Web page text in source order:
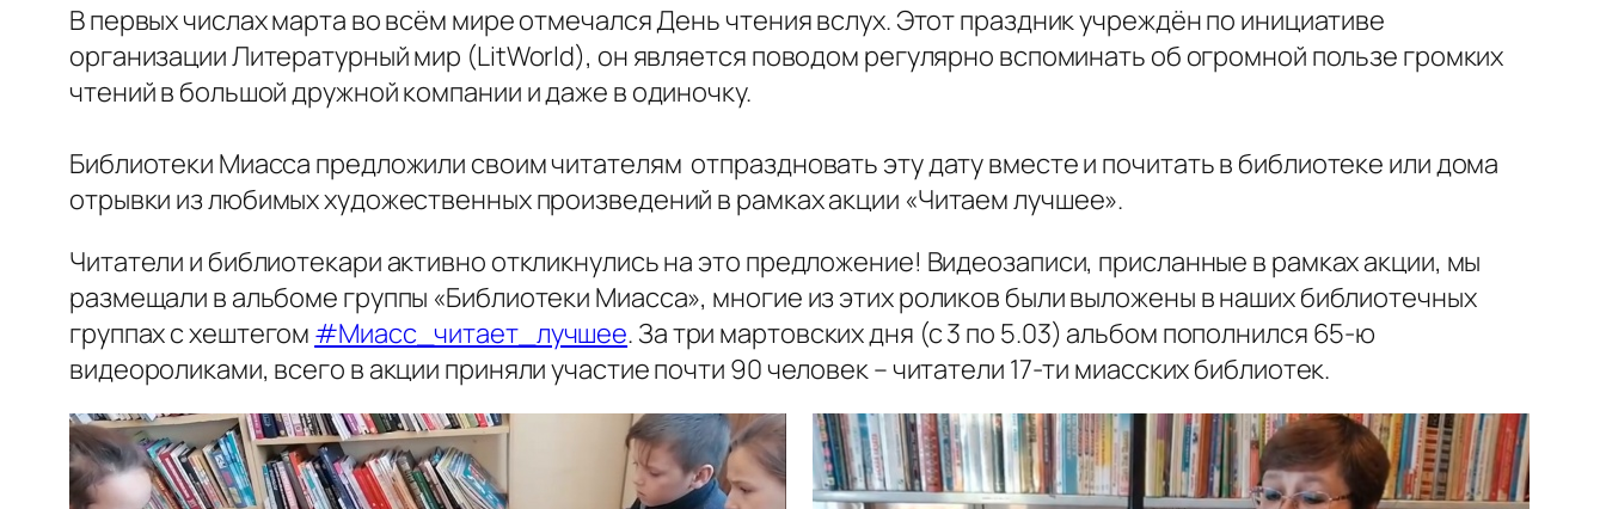
В первых числах марта во всём мире отмечался День чтения вслух. Этот праздник учреждён по инициативе
организации Литературный мир (LitWorld), он является поводом регулярно вспоминать об огромной пользе громких
чтений в большой дружной компании и даже в одиночку.
Библиотеки Миасса предложили своим читателям отпраздновать эту дату вместе и почитать в библиотеке или дома
отрывки из любимых художественных произведений в рамках акции «Читаем лучшее».
Читатели и библиотекари активно откликнулись на это предложение! Видеозаписи, присланные в рамках акции, мы
размещали в альбоме группы «Библиотеки Миасса», многие из этих роликов были выложены в наших библиотечных
группах с хештегом #Миасс_читает_лучшее. За три мартовских дня (с 3 по 5.03) альбом пополнился 65-ю
видеороликами, всего в акции приняли участие почти 90 человек – читатели 17-ти миасских библиотек.